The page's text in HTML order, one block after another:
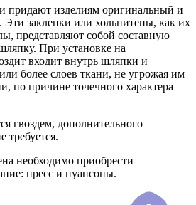
придают изделиям оригинальный и
заклепки или хольнитены, как их
представляют собой составную
При установке на
входит внутрь шляпки и
более слоев ткани, не угрожая им
по причине точечного характера
гвоздем, дополнительного
требуется.
необходимо приобрести
пресс и пуансоны.